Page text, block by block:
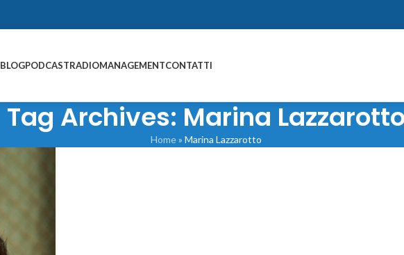
BLOGPODCASTRADIOMANAGEMENTCONTATTI
Tag Archives: Marina
Home» Marina Lazzarotto